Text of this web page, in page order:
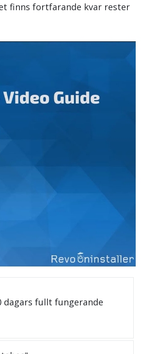
finns fortfarande kvar rester
dagars fullt fungerande